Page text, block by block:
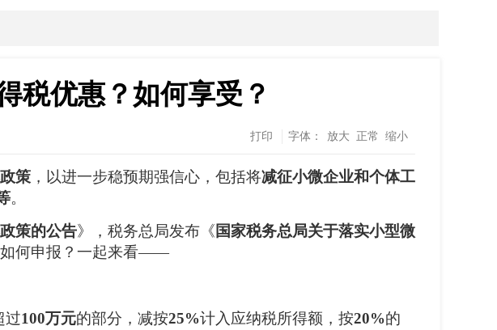
税优惠？如何享受？
打印 字体： 放大 正常 缩小
策 ，以进一步稳预期强信心，包括将减征小微企业和个体工
。
策的公告》，税务总局发布《国家税务总局关于落实小型微
如何申报？一起来看——
过100万元的部分，减按25%计入应纳税所得额，按20%的